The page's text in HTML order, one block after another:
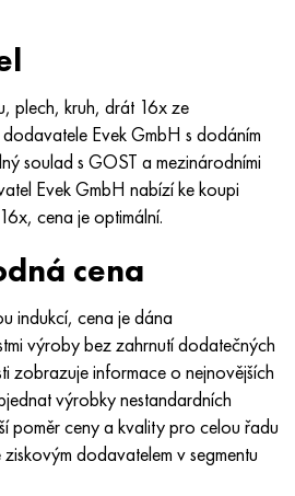
plech, kruh, drát 16x ze
Evek GmbH s dodáním
soulad s GOST a mezinárodními
Evek GmbH nabízí ke koupi
cena je optimální.
cena
indukcí, cena je dána
výroby bez zahrnutí dodatečných
zobrazuje informace o nejnovějších
výrobky nestandardních
poměr ceny a kvality pro celou řadu
dodavatelem v segmentu